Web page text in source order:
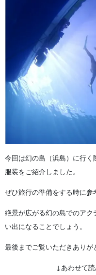
今回は幻の島（浜島）に行
服装をご紹介しました。
ぜひ旅行の準備をする時に参
絶景が広がる幻の島でのア
い出になることでしょう。
最後までご覧いただきありが
↓あわせて